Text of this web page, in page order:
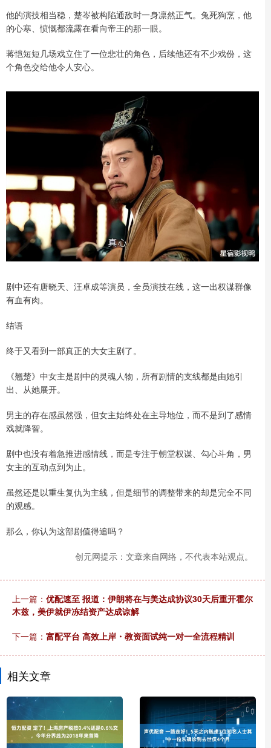
他的演技相当稳，楚岑被构陷通敌时一身凛然正气。兔死狗烹，他
的心寒、愤慨都流露在看向帝王的那一眼。
蒋恺短短几场戏立住了一位悲壮的角色，后续他还有不少戏份，这
个角色交给他令人安心。
剧中还有唐晓天、汪卓成等演员，全员演技在线，这一出权谋群像
有血有肉。
结语
终于又看到一部真正的大女主剧了。
《翘楚》中女主是剧中的灵魂人物，所有剧情的支线都是由她引
出、从她展开。
男主的存在感虽然强，但女主始终处在主导地位，而不是到了感情
戏就降智。
剧中也没有着急推进感情线，而是专注于朝堂权谋、勾心斗角，男
女主的互动点到为止。
虽然还是以重生复仇为主线，但是细节的调整带来的却是完全不同
的观感。
那么，你认为这部剧值得追吗？
创元网提示：文章来自网络，不代表本站观点。
上一篇： 优配速至 报道：伊朗将在与美达成协议30天后重开霍尔
木兹，美伊就伊冻结资产达成谅解
下一篇： 富配平台 高效上岸・教资面试纯一对一全流程精训
相关文章